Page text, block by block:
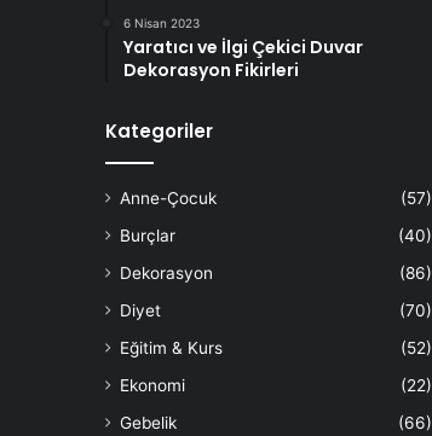
6 Nisan 2023
Yaratıcı ve İlgi Çekici Duvar
Dekorasyon Fikirleri
Kategoriler
Anne-Çocuk
(57)
Burçlar
(40)
Dekorasyon
(86)
Diyet
(70)
Eğitim & Kurs
(52)
Ekonomi
(22)
Gebelik
(66)